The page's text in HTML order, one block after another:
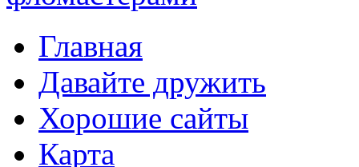
Главная
Давайте дружить
Хорошие сайты
Карта